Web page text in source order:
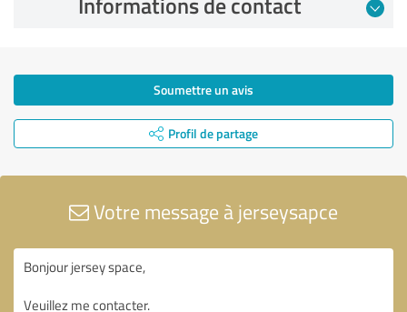
Soumettre un avis
Profil de partage
Votre message à jerseysapce